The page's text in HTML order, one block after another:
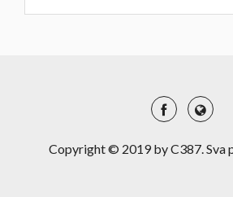
Copyright © 2019 by C387. Sva